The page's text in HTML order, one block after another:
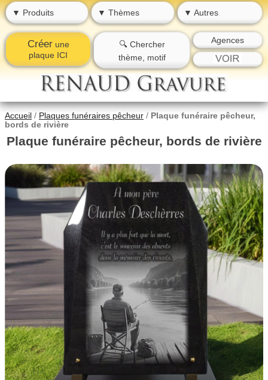
▼ Produits ▼ Thèmes ▼ Autres
Créerune
plaque ICI
🔍 Chercher
thème, motif
Agences
Accueil / Plaques funéraires pêcheur / Plaque funéraire pêcheur,
bords de rivière
Plaque funéraire pêcheur, bords de rivière